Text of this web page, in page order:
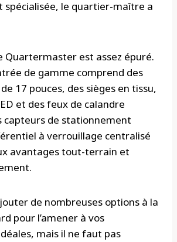
spécialisée, le quartier-maître a
Quartermaster est assez épuré.
de gamme comprend des
17 pouces, des sièges en tissu,
et des feux de calandre
capteurs de stationnement
à verrouillage centralisé
avantages tout-terrain et
de nombreuses options à la
pour l’amener à vos
mais il ne faut pas